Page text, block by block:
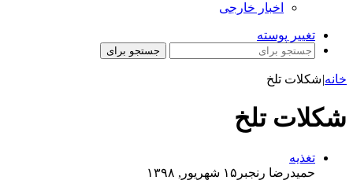
اخبار خارجی
تغییر پوسته
جستجو برای
خانه|شکلات تلخ
شکلات تلخ
تغذیه
حمیدرضا رنجبر ۱۵ شهریور, ۱۳۹۸